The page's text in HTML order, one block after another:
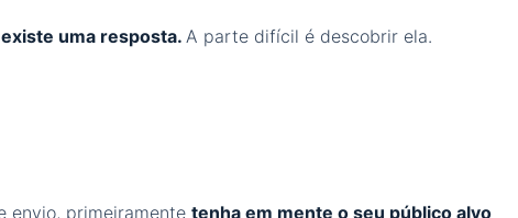
uma resposta. A parte difícil é descobrir ela.
envio, primeiramente tenha em mente o seu público alvo